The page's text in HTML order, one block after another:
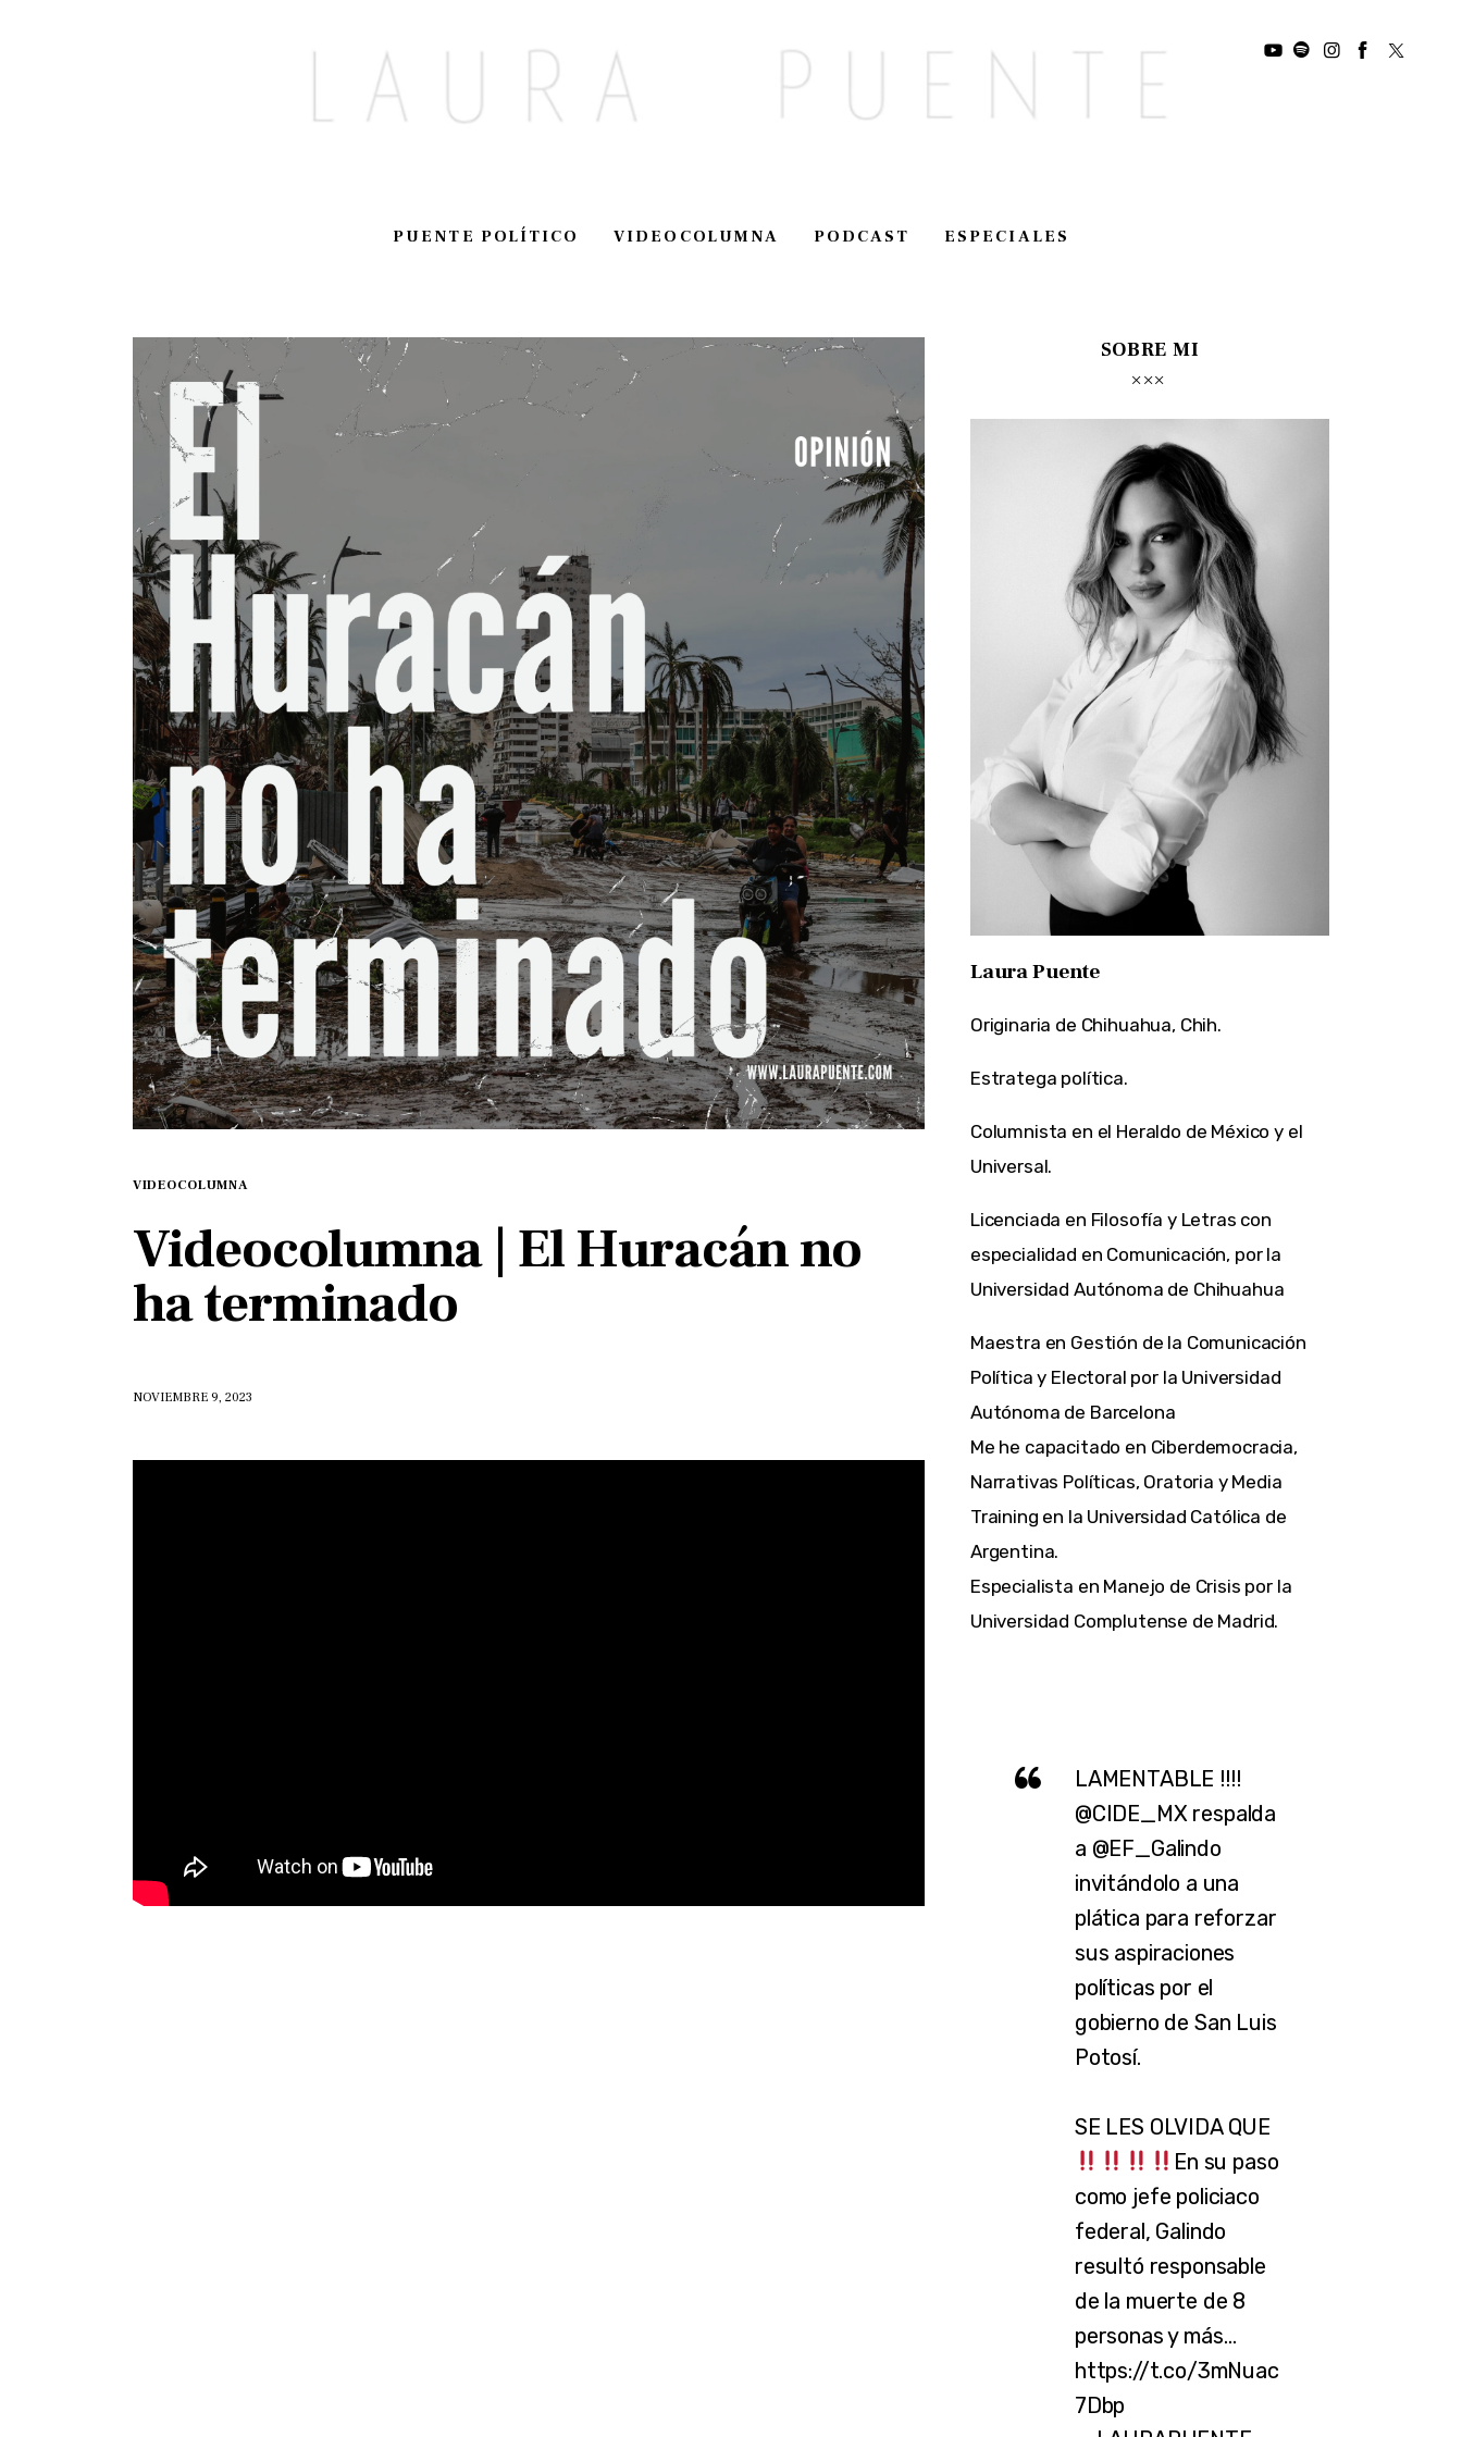
PUENTE POLÍTICO VIDEOCOLUMNA PODCAST ESPECIALES
VIDEOCOLUMNA
Videocolumna | El Huracán no
ha terminado
NOVIEMBRE 9, 2023
SOBRE MI
Laura Puente
Originaria de Chihuahua, Chih.
Estratega política.
Columnista en el Heraldo de México y el
Universal.
Licenciada en Filosofía y Letras con
especialidad en Comunicación, por la
Universidad Autónoma de Chihuahua
Maestra en Gestión de la Comunicación
Política y Electoral por la Universidad
Autónoma de Barcelona
Me he capacitado en Ciberdemocracia,
Narrativas Políticas, Oratoria y Media
Training en la Universidad Católica de
Argentina.
Especialista en Manejo de Crisis por la
Universidad Complutense de Madrid.
LAMENTABLE !!!!
@CIDE_MXrespalda
a @EF_Galindo
invitándolo a una
plática para reforzar
sus aspiraciones
políticas por el
gobierno de San Luis
Potosí.
SE LES OLVIDA QUE
En su paso
como jefe policiaco
federal, Galindo
resultó responsable
de la muerte de 8
personas y más…
https://t.co/3mNuac
7Dbp